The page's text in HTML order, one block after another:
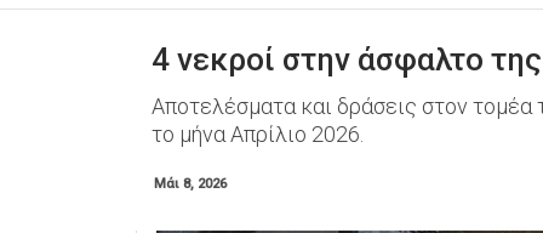
4 νεκροί στην άσφαλτο
Αποτελέσματα και δράσεις στον τομέα
το μήνα Απρίλιο 2026.
Μάι 8, 2026